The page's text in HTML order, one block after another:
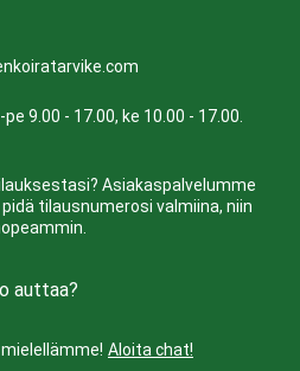
9.00 - 17.00, ke 10.00 - 17.00.
Asiakaspalvelumme
tilausnumerosi valmiina, niin
auttaa?
Aloita chat!